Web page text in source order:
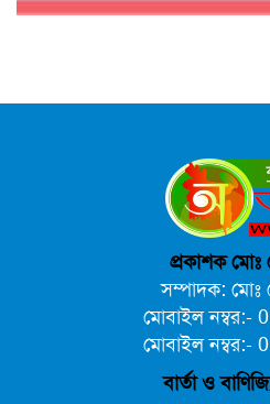
প্রকাশক মোঃ
সম্পাদক: মোঃ
মোবাইল নম্বর:-
মোবাইল নম্বর:-
বার্তা ও